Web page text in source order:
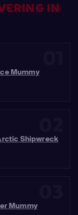
IN
Mummy
Shipwreck
Mummy